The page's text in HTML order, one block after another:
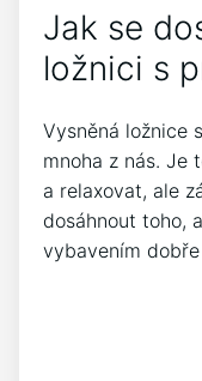
Jak se
ložnici s
Vysněná ložnice
mnoha z nás. Je
a relaxovat, ale
dosáhnout toho,
vybavením